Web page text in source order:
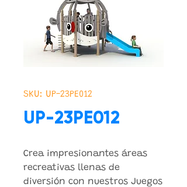
SKU: UP-23PE012
UP-23PE012
Crea impresionantes áreas
recreativas llenas de
diversión con nuestros Juegos